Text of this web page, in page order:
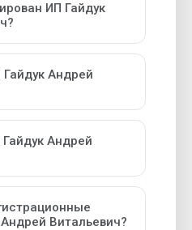
ИП Гайдук
Андрей
Андрей
Витальевич?